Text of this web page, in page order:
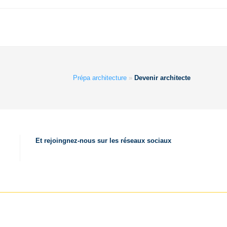
Prépa architecture » Devenir architecte
Et rejoingnez-nous sur les réseaux sociaux